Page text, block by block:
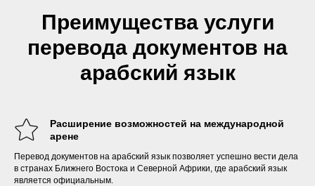
Преимущества услуги
перевода документов на
арабский язык
Расширение возможностей на международной
арене
Перевод документов на арабский язык позволяет успешно вести дела
в странах Ближнего Востока и Северной Африки, где арабский язык
является официальным.